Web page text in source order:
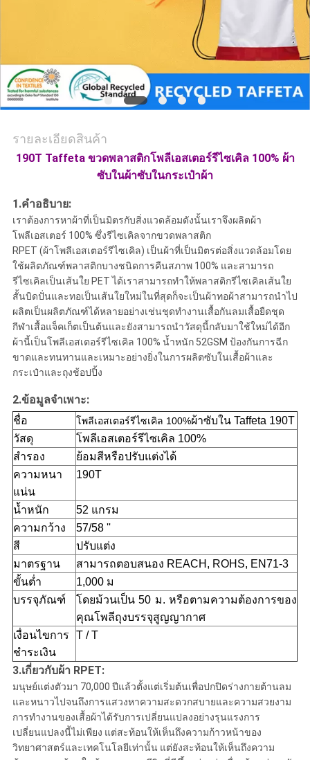
รายละเอียดสินค้า
190T Taffeta ขวดพลาสติกโพลีเอสเตอร์รีไซเคิล 100% ผ้า
ซับในผ้าซับในกระเป๋าผ้า
1.คำอธิบาย:
เราต้องการหาผ้าที่เป็นมิตรกับสิ่งแวดล้อมดังนั้นเราจึงผลิตผ้า
โพลีเอสเตอร์ 100% ซึ่งรีไซเคิลจากขวดพลาสติก
RPET (ผ้าโพลีเอสเตอร์รีไซเคิล) เป็นผ้าที่เป็นมิตรต่อสิ่งแวดล้อมโดย
ใช้ผลิตภัณฑ์พลาสติกบางชนิดการคืนสภาพ 100% และสามารถ
รีไซเคิลเป็นเส้นใย PET ได้เราสามารถทำให้พลาสติกรีไซเคิลเส้นใย
สั้นบิดปั่นและทอเป็นเส้นใยใหม่ในที่สุดก็จะเป็นผ้าทอผ้าสามารถนำไป
ผลิตเป็นผลิตภัณฑ์ได้หลายอย่างเช่นชุดทำงานเสื้อกันลมเสื้อยืดชุด
กีฬาเสื้อแจ็คเก็ตเป็นต้นและยังสามารถนำวัสดุนี้กลับมาใช้ใหม่ได้อีก
ผ้านี้เป็นโพลีเอสเตอร์รีไซเคิล 100% น้ำหนัก 52GSM ป้องกันการฉีก
ขาดและทนทานและเหมาะอย่างยิ่งในการผลิตซับในเสื้อผ้าและ
กระเป๋าและถุงช้อปปิ้ง
2.ข้อมูลจำเพาะ:
ชื่อ โพลีเอสเตอร์รีไซเคิล 100%ผ้าซับใน Taffeta 190T
วัสดุ
โพลีเอสเตอร์รีไซเคิล 100%
สำรอง
ย้อมสีหรือปรับแต่งได้
ความหนา
แน่น
190T
น้ำหนัก
52 แกรม
ความกว้าง
57/58 ''
สี
ปรับแต่ง
มาตรฐาน
สามารถตอบสนอง REACH, ROHS, EN71-3
ขั้นต่ำ
1,000 ม
บรรจุภัณฑ์
โดยม้วนเป็น 50 ม. หรือตามความต้องการของ
คุณโพลีถุงบรรจุสูญญากาศ
เงื่อนไขการ
ชำระเงิน
T / T
3.เกี่ยวกับผ้า RPET:
มนุษย์แต่งตัวมา 70,000 ปีแล้วตั้งแต่เริ่มต้นเพื่อปกปิดร่างกายต้านลม
และหนาวไปจนถึงการแสวงหาความสะดวกสบายและความสวยงาม
การทำงานของเสื้อผ้าได้รับการเปลี่ยนแปลงอย่างรุนแรงการ
เปลี่ยนแปลงนี้ไม่เพียง แต่สะท้อนให้เห็นถึงความก้าวหน้าของ
วิทยาศาสตร์และเทคโนโลยีเท่านั้น แต่ยังสะท้อนให้เห็นถึงความ